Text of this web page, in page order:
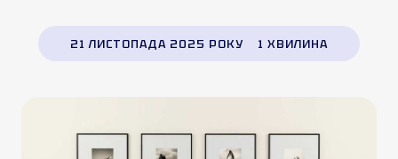
21 ЛИСТОПАДА 2025 РОКУ 1 ХВИЛИНА